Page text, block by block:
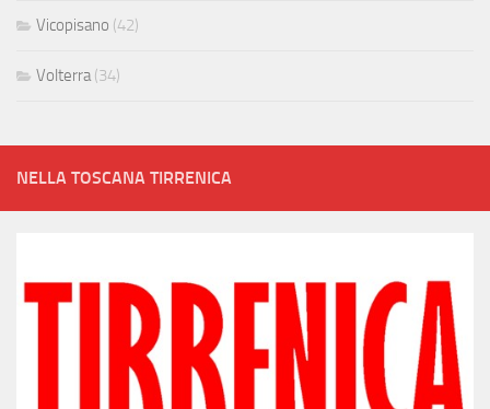
Vicopisano (42)
Volterra (34)
NELLA TOSCANA TIRRENICA